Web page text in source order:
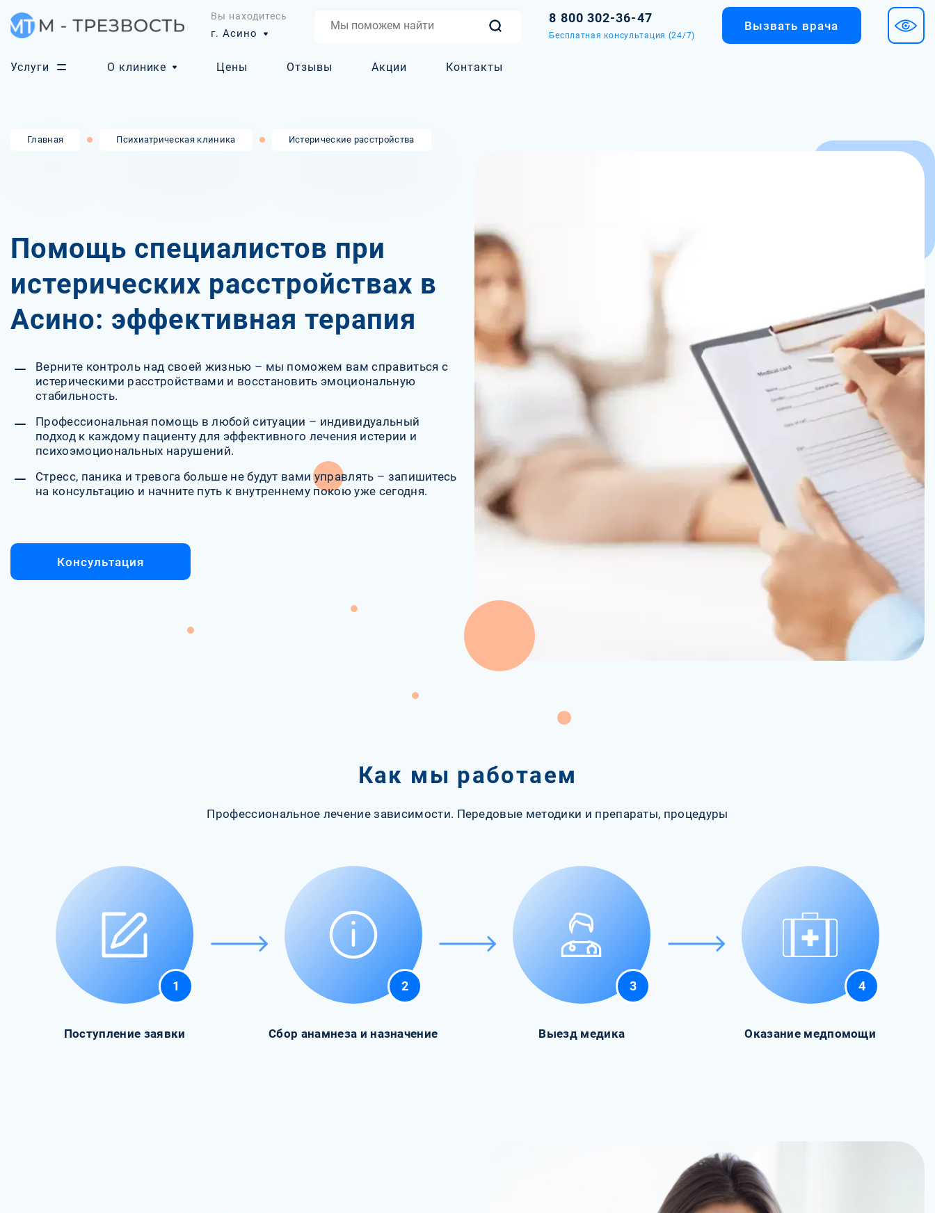
Вы находитесь
г. Асино
8 800 302-36-47
Бесплатная консультация (24/7)
Вызвать врача
Услуги О клинике Цены Отзывы Акции Контакты
Главная Психиатрическая клиника Истерические расстройства
Помощь специалистов при
истерических расстройствах в
Асино: эффективная терапия
Верните контроль над своей жизнью – мы поможем вам справиться с
истерическими расстройствами и восстановить эмоциональную
стабильность.
Профессиональная помощь в любой ситуации – индивидуальный
подход к каждому пациенту для эффективного лечения истерии и
психоэмоциональных нарушений.
Стресс, паника и тревога больше не будут вами управлять – запишитесь
на консультацию и начните путь к внутреннему покою уже сегодня.
Консультация
Как мы работаем
Профессиональное лечение зависимости. Передовые методики и препараты, процедуры
1
Поступление заявки
2
Сбор анамнеза и назначение
3
Выезд медика
4
Оказание медпомощи